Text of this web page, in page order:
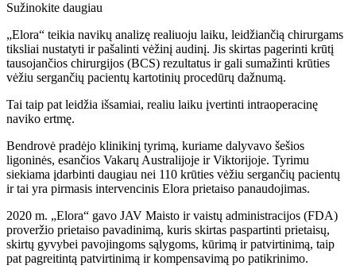
Sužinokite daugiau
„Elora“ teikia navikų analizę realiuoju laiku, leidžiančią chirurgams
tiksliai nustatyti ir pašalinti vėžinį audinį. Jis skirtas pagerinti krūtį
tausojančios chirurgijos (BCS) rezultatus ir gali sumažinti krūties
vėžiu sergančių pacientų kartotinių procedūrų dažnumą.
Tai taip pat leidžia išsamiai, realiu laiku įvertinti intraoperacinę
naviko ertmę.
Bendrovė pradėjo klinikinį tyrimą, kuriame dalyvavo šešios
ligoninės, esančios Vakarų Australijoje ir Viktorijoje. Tyrimu
siekiama įdarbinti daugiau nei 110 krūties vėžiu sergančių pacientų
ir tai yra pirmasis intervencinis Elora prietaiso panaudojimas.
2020 m. „Elora“ gavo JAV Maisto ir vaistų administracijos (FDA)
proveržio prietaiso pavadinimą, kuris skirtas paspartinti prietaisų,
skirtų gyvybei pavojingoms sąlygoms, kūrimą ir patvirtinimą, taip
pat pagreitintą patvirtinimą ir kompensavimą po patikrinimo.